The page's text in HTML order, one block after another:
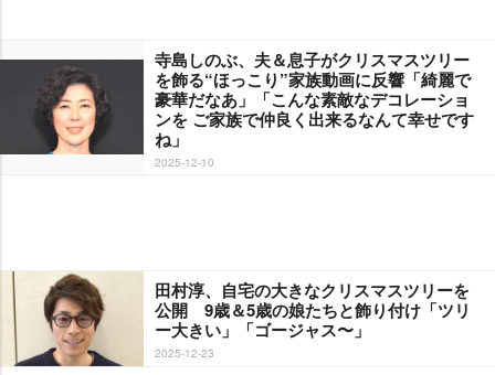
寺島しのぶ、夫＆息子がクリスマスツリー
を飾る“ほっこり”家族動画に反響「綺麗で
豪華だなあ」「こんな素敵なデコレーショ
ンを ご家族で仲良く出来るなんて幸せです
ね」
2025-12-10
田村淳、自宅の大きなクリスマスツリーを
公開 9歳＆5歳の娘たちと飾り付け「ツリ
ー大きい」「ゴージャス〜」
2025-12-23